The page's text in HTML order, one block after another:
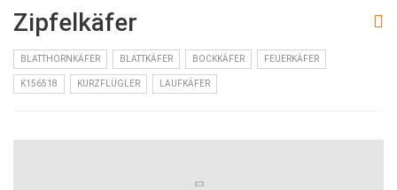
Zipfelkäfer
BLATTHORNKÄFER BLATTKÄFER BOCKKÄFER FEUERKÄFER
K156518 KURZFLÜGLER LAUFKÄFER